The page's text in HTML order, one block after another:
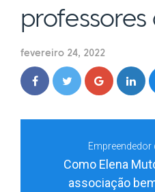
fevereiro 24, 2022
Como Elena
associação